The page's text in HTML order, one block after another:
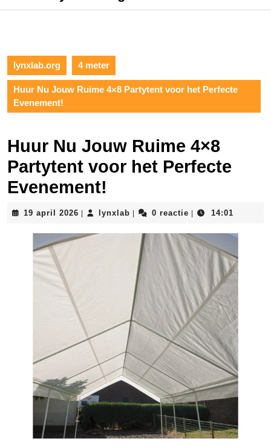
lynxlab.org 4 meter
Huur Nu Jouw Ruime 4×8 Partytent voor het Perfecte
Evenement!
Huur Nu Jouw Ruime 4×8
Partytent voor het Perfecte
Evenement!
19 april 2026 19
2026
lynxlab lynxlab0 reactie 14:01